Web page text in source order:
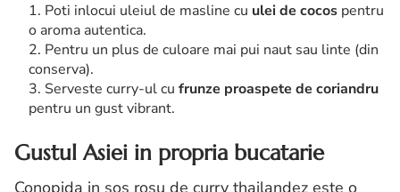
Poti inlocui uleiul de masline cu ulei de cocos pentru
o aroma autentica.
Pentru un plus de culoare mai pui naut sau linte (din
conserva).
Serveste curry-ul cu frunze proaspete de coriandru
pentru un gust vibrant.
Gustul Asiei in propria bucatarie
Conopida in sos rosu de curry thailandez este o